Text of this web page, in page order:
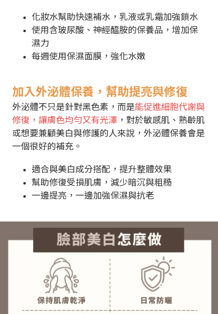
化妝水幫助快速補水，乳液或乳霜加強鎖水
使用含玻尿酸、神經醯胺的保養品，增加保
濕力
每週使用保濕面膜，強化水嫩
加入外泌體保養，幫助提亮與修復
外泌體不只是針對黑色素，而是能促進細胞代謝與
修復，讓膚色均勻又有光澤 ，對於敏感肌、熟齡肌
或想要兼顧美白與修護的人來說，外泌體保養會是
一個很好的補充。
適合與美白成分搭配，提升整體效果
幫助修復受損肌膚，減少暗沉與粗糙
一邊提亮，一邊加強保濕與抗老